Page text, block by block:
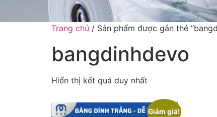
Trang chủ / Sản phẩm được gắn thẻ
bangdinhdevo
Hiển thị kết quả duy nhất
Giảm giá!